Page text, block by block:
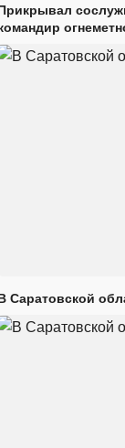
Саратовской